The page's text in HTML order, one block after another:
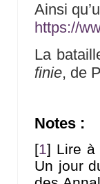
Ainsi
https://
La
finie, de
Notes :
[1] Lire à
Un jour